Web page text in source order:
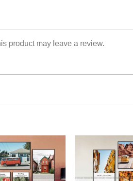
product may leave a review.